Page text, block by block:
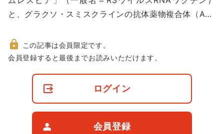
と、グラクソ・スミスクラインの抗体薬物複合体（A…
非
この記事は会員限定です。
会員登録すると最後までお読みいただけます。
ログイン
会員登録